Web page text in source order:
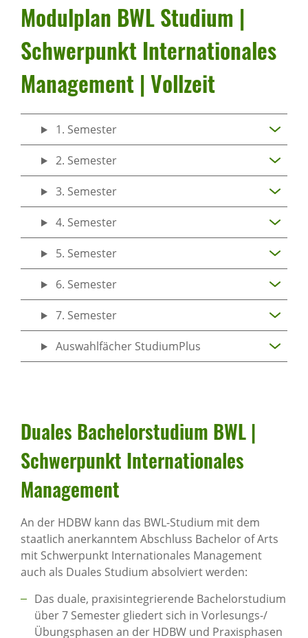
Modul­plan BWL Studium |
Schwer­punkt Inter­na­ti­o­nales
Manage­ment | Voll­zeit
1. Semester
2. Semester
3. Semester
4. Semester
5. Semester
6. Semester
7. Semester
Auswahlfächer StudiumPlus
Duales Bache­lor­stu­dium BWL |
Schwer­punkt Inter­na­ti­o­nales
Manage­ment
An der HDBW kann das BWL-Studium mit dem
staatlich anerkanntem Abschluss Bachelor of Arts
mit Schwerpunkt Internationales Management
auch als Duales Studium absolviert werden:
Das duale, praxisintegrierende Bachelorstudium
über 7 Semester gliedert sich in Vorlesungs-/
Übungsphasen an der HDBW und Praxisphasen